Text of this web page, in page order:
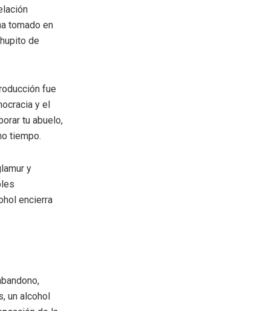
tomado en
de
fue
y el
tu abuelo,
tiempo.
y
encierra
un alcohol